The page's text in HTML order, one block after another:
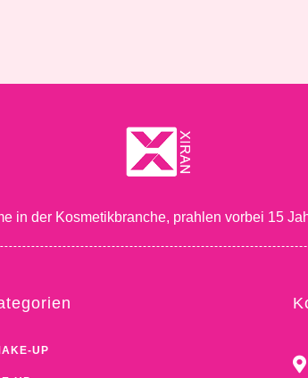
in der Kosmetikbranche, prahlen vorbei 15
UP